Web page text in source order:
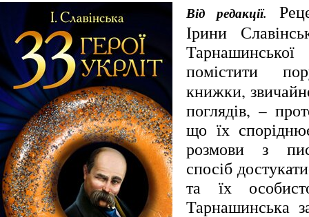
Від редакції.
Ірини
помістити
книжки,
поглядів, –
що їх
розмови з
спосіб
та їх
Тарнашинська